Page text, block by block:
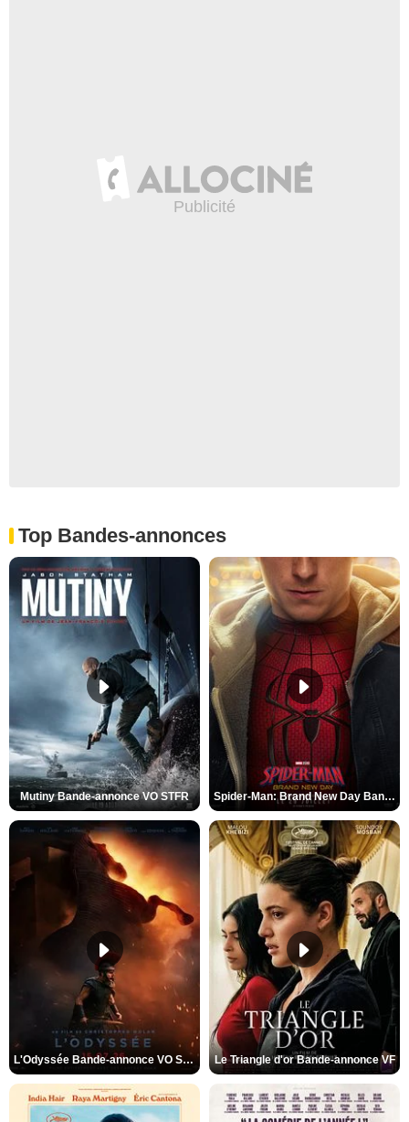
Top Bandes-annonces
Mutiny Bande-annonce VO STFR Spider-Man: Brand New Day Bande-annonce VO STFR
L'Odyssée Bande-annonce VO STFR Le Triangle d'or Bande-annonce VF